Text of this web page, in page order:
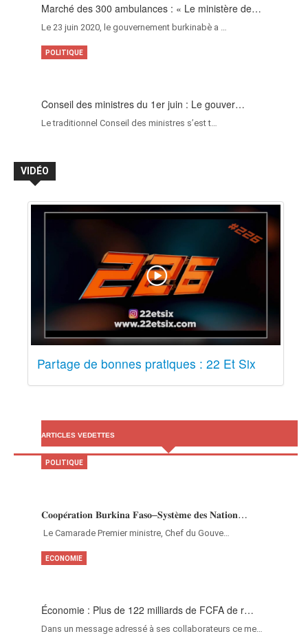
Marché des 300 ambulances : « Le ministère de…
Le 23 juin 2020, le gouvernement burkinabè a …
Conseil des ministres du 1er juin : Le gouver…
Le traditionnel Conseil des ministres s’est t…
POLITIQUE
VIDÉO
Partage de bonnes pratiques : 22 Et Six
ARTICLES VEDETTES
𝐂𝐨𝐨𝐩𝐞́𝐫𝐚𝐭𝐢𝐨𝐧 𝐁𝐮𝐫𝐤𝐢𝐧𝐚 𝐅𝐚𝐬𝐨–𝐒𝐲𝐬𝐭𝐞̀𝐦𝐞 𝐝𝐞𝐬 𝐍𝐚𝐭𝐢𝐨𝐧…
‎Le Camarade Premier ministre, Chef du Gouve…
POLITIQUE
Économie : Plus de 122 milliards de FCFA de r…
Dans un message adressé à ses collaborateurs ce me…
ECONOMIE